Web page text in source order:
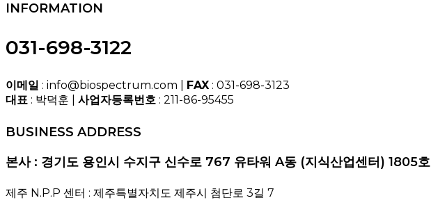
INFORMATION
031-698-3122
이메일 : info@biospectrum.com | FAX : 031-698-3123
대표 : 박덕훈 | 사업자등록번호 : 211-86-95455
BUSINESS ADDRESS
본사 : 경기도 용인시 수지구 신수로 767 유타워 A동 (지식산업센터) 1805호
제주 N.P.P 센터 : 제주특별자치도 제주시 첨단로 3길 7